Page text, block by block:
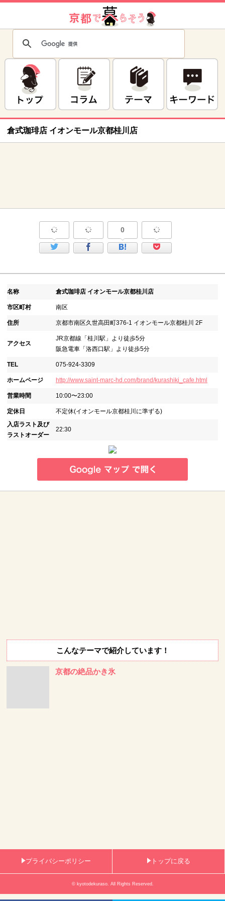
倉式珈琲店 イオンモール京都桂川店
0
名称 倉式珈琲店 イオンモール京都桂川店
市区町村 南区
住所 京都市南区久世高田町376-1 イオンモール京都桂川 2F
アクセス
JR京都線「桂川駅」より徒歩5分
阪急電車「洛西口駅」より徒歩5分
TEL 075-924-3309
ホームページ http://www.saint-marc-hd.com/brand/kurashiki_cafe.html
営業時間 10:00〜23:00
定休日
不定休(イオンモール京都桂川に準ずる)
入店ラスト及び
ラストオーダー
22:30
こんなテーマで紹介しています！
京都の絶品かき氷
プライバシーポリシー トップに戻る
© kyotodekuraso. All Rights Reserved.